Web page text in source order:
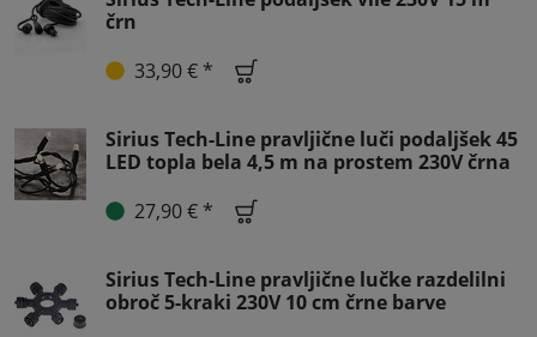
črn
33,90 € *
Sirius Tech-Line pravljične luči podaljšek 45
LED topla bela 4,5 m na prostem 230V črna
27,90 € *
Sirius Tech-Line pravljične lučke razdelilni
obroč 5-kraki 230V 10 cm črne barve